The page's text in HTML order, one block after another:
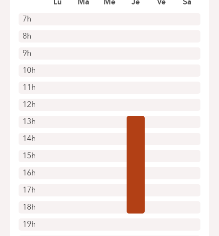
Rendez-vous uniquement par téléphone
7h
8h
9h
10h
11h
12h
13h
14h
15h
16h
17h
18h
19h